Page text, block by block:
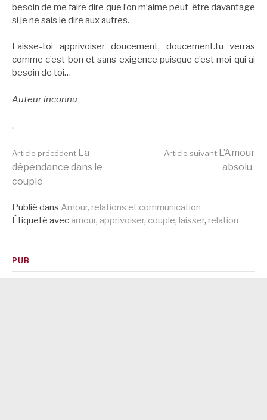
besoin de me faire dire que l’on m’aime peut-être davantage
si je ne sais le dire aux autres.
Laisse-toi apprivoiser doucement, doucement.Tu verras
comme c’est bon et sans exigence puisque c’est moi qui ai
besoin de toi…
Auteur inconnu
.
Lire
la
Article précédent La
dépendance dans le
couple
Article suivant L’Amour
absolu
Publié dans Amour, relations et communication
Étiqueté avec amour, apprivoiser, couple, laisser, relation
PUB